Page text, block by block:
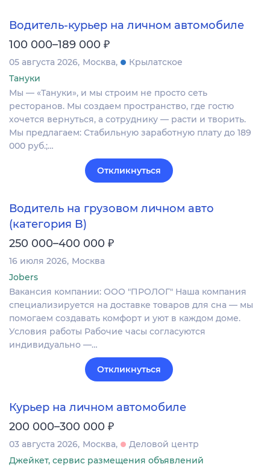
Водитель-курьер на личном автомобиле
100 000–189 000 ₽
05 августа 2026 Москва
Крылатское
Тануки
Мы — «Тануки», и мы строим не просто сеть
ресторанов. Мы создаем пространство, где гостю
хочется вернуться, а сотруднику — расти и творить.
Мы предлагаем: Стабильную заработную плату до 189
000 руб.;…
Откликнуться
Водитель на грузовом личном авто
(категория B)
250 000–400 000 ₽
16 июля 2026 Москва
Jobers
Вакансия компании: ООО "ПРОЛОГ" Наша компания
специализируется на доставке товаров для сна — мы
помогаем создавать комфорт и уют в каждом доме.
Условия работы Рабочие часы согласуются
индивидуально —…
Откликнуться
Курьер на личном автомобиле
200 000–300 000 ₽
03 августа 2026 Москва
Деловой центр
Джейкет, сервис размещения объявлений